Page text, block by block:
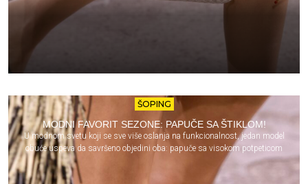
ŠOPING
MODNI FAVORIT SEZONE: PAPUČE SA ŠTIKLOM!
U modnom svetu koji se sve više oslanja na funkcionalnost, jedan model
obuće uspeva da savršeno objedini oba: papuče sa visokom potpeticom